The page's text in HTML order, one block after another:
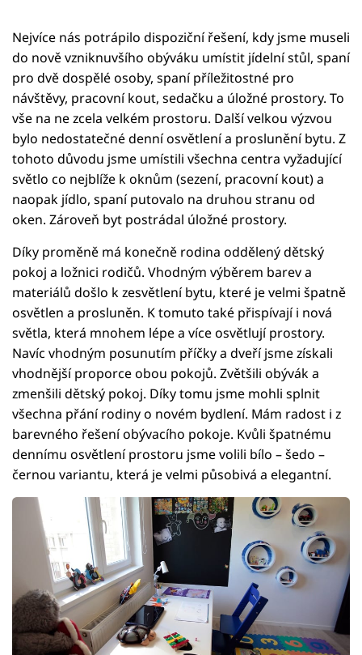
Nejvíce nás potrápilo dispoziční řešení, kdy jsme museli
do nově vzniknuvšího obýváku umístit jídelní stůl, spaní
pro dvě dospělé osoby, spaní příležitostné pro
návštěvy, pracovní kout, sedačku a úložné prostory. To
vše na ne zcela velkém prostoru. Další velkou výzvou
bylo nedostatečné denní osvětlení a proslunění bytu. Z
tohoto důvodu jsme umístili všechna centra vyžadující
světlo co nejblíže k oknům (sezení, pracovní kout) a
naopak jídlo, spaní putovalo na druhou stranu od
oken. Zároveň byt postrádal úložné prostory.
Díky proměně má konečně rodina oddělený dětský
pokoj a ložnici rodičů. Vhodným výběrem barev a
materiálů došlo k zesvětlení bytu, které je velmi špatně
osvětlen a prosluněn. K tomuto také přispívají i nová
světla, která mnohem lépe a více osvětlují prostory.
Navíc vhodným posunutím příčky a dveří jsme získali
vhodnější proporce obou pokojů. Zvětšili obývák a
zmenšili dětský pokoj. Díky tomu jsme mohli splnit
všechna přání rodiny o novém bydlení. Mám radost i z
barevného řešení obývacího pokoje. Kvůli špatnému
dennímu osvětlení prostoru jsme volili bílo – šedo –
černou variantu, která je velmi působivá a elegantní.